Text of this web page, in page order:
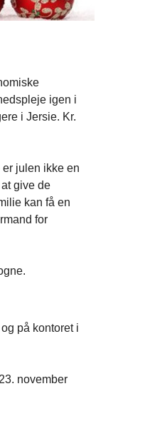
igen i
i Jersie. Kr.
julen ikke en
give de
kan få en
for
på kontoret i
november